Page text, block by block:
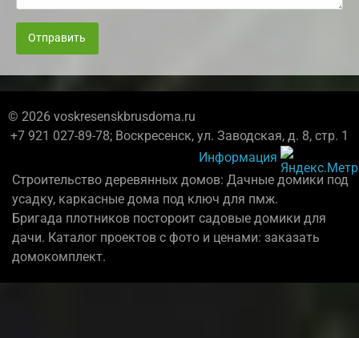
Отправить
© 2026 voskresenskbrusdoma.ru
+7 921 027-89-78; Воскресенск, ул. Заводская, д. 8, стр. 1
Информация
Строительство деревянных домов: Дачные домики под
усадку, каркасные дома под ключ для пмж.
Бригада плотников постороит садовые домики для
дачи. Каталог проектов с фото и ценами: заказать
домокомплект.